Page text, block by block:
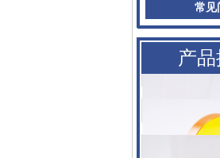
常见
产
AMADA
二氧化
百超